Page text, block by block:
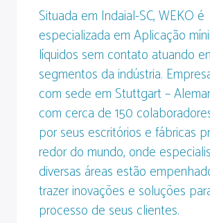
Situada em Indaial-SC, WEKO é
especializada em Aplicação
líquidos sem contato atuando
segmentos da indústria.
com sede em Stuttgart –
com cerca de 150
por seus escritórios e fábricas
redor do mundo, onde
diversas áreas estão
trazer inovações e soluções
processo de seus clientes.